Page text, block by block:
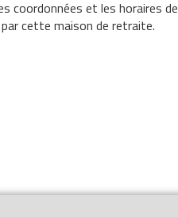
coordonnées et les horaires de
cette maison de retraite.